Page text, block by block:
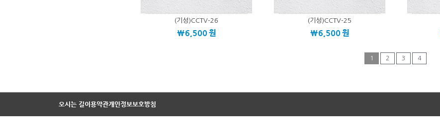
(기성)CCTV-26
\6,500원
(기성)CCTV-25
\6,500원
1 2 3 4
오시는 길이용약관개인정보보호방침